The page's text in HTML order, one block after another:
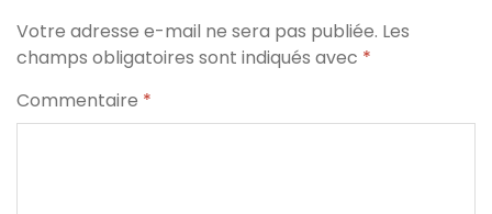
Votre adresse e-mail ne sera pas publiée. Les
champs obligatoires sont indiqués avec *
Commentaire *